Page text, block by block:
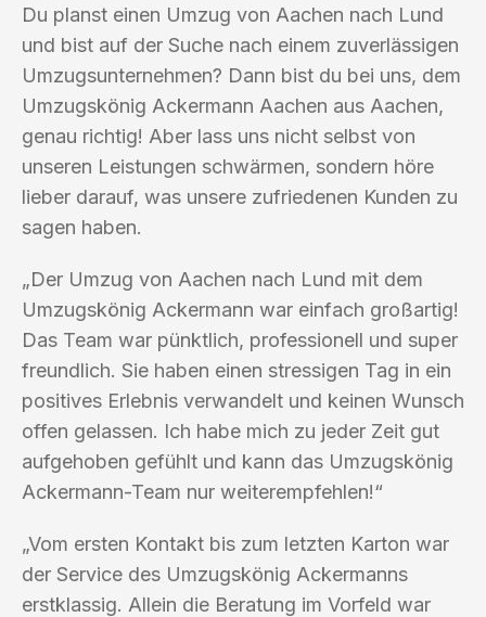
Du planst einen Umzug von Aachen nach Lund
und bist auf der Suche nach einem zuverlässigen
Umzugsunternehmen? Dann bist du bei uns, dem
Umzugskönig Ackermann Aachen aus Aachen,
genau richtig! Aber lass uns nicht selbst von
unseren Leistungen schwärmen, sondern höre
lieber darauf, was unsere zufriedenen Kunden zu
sagen haben.
„Der Umzug von Aachen nach Lund mit dem
Umzugskönig Ackermann war einfach großartig!
Das Team war pünktlich, professionell und super
freundlich. Sie haben einen stressigen Tag in ein
positives Erlebnis verwandelt und keinen Wunsch
offen gelassen. Ich habe mich zu jeder Zeit gut
aufgehoben gefühlt und kann das Umzugskönig
Ackermann-Team nur weiterempfehlen!“
„Vom ersten Kontakt bis zum letzten Karton war
der Service des Umzugskönig Ackermanns
erstklassig. Allein die Beratung im Vorfeld war